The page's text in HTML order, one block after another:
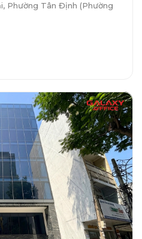
Phường Tân Định (Phường